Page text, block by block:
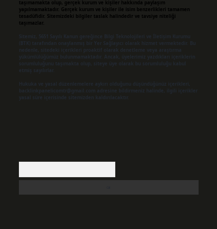
taşımamakta olup, gerçek kurum ve kişiler hakkında paylaşım
yapılmamaktadır. Gerçek kurum ve kişiler ile isim benzerlikleri tamamen
tesadüfidir. Sitemizdeki bilgiler taslak halindedir ve tavsiye niteliği
taşımazlar.
Sitemiz, 5651 Sayılı Kanun gereğince Bilgi Teknolojileri ve İletişim Kurumu
(BTK) tarafından onaylanmış bir Yer Sağlayıcı olarak hizmet vermektedir. Bu
nedenle, sitedeki içerikleri proaktif olarak denetleme veya araştırma
yükümlülüğümüz bulunmamaktadır. Ancak, üyelerimiz yazdıkları içeriklerin
sorumluluğunu taşımakta olup, siteye üye olarak bu sorumluluğu kabul
etmiş sayılırlar.
Hukuka ve yasal düzenlemelere aykırı olduğunu düşündüğünüz içerikleri,
backlinkpanelicomtr@gmail.com
adresine bildirmeniz halinde, ilgili içerikler
yasal süre içerisinde sitemizden kaldırılacaktır.